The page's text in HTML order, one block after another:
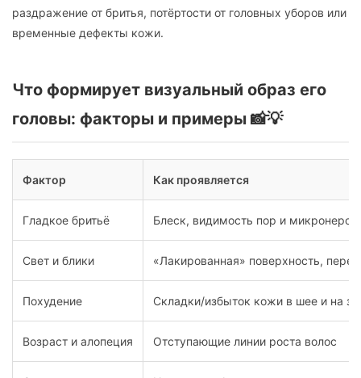
раздражение от бритья, потёртости от головных уборов или
временные дефекты кожи.
Что формирует визуальный образ его
головы: факторы и примеры 📸💡
Фактор Как проявляется
Гладкое бритьё Блеск, видимость пор и
Свет и блики «Лакированная» поверхность,
Похудение Складки/избыток кожи в шее и на
Возраст и алопеция Отступающие линии роста волос